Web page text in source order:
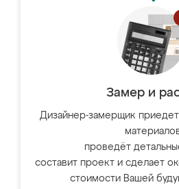
Замер и
Дизайнер-замерщик
проведёт
составит проект и сделает
стоимости Вашей